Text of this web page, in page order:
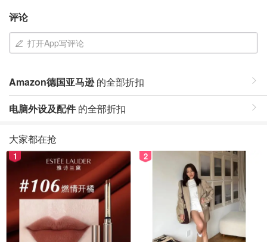
评论
打开App写评论
Amazon德国亚马逊的全部折扣
电脑外设及配件的全部折扣
大家都在抢
1 2